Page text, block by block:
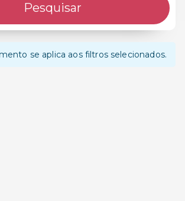
Pesquisar
se aplica aos filtros selecionados.